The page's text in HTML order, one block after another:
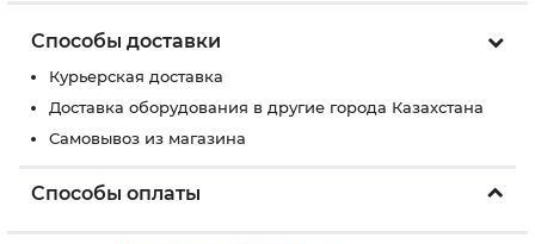
Способы доставки
Курьерская доставка
Доставка оборудования в другие города Казахстана
Самовывоз из магазина
Способы оплаты